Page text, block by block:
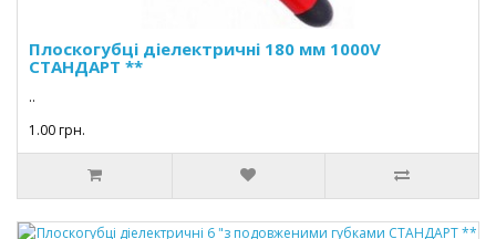
Плоскогубці діелектричні 180 мм 1000V
СТАНДАРТ **
..
1.00 грн.